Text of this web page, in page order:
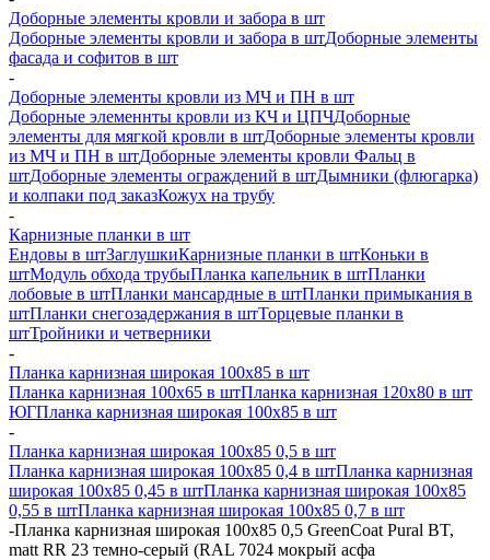
Доборные элементы кровли и забора в шт
Доборные элементы кровли и забора в штДоборные элементы
фасада и софитов в шт
-
Доборные элементы кровли из МЧ и ПН в шт
Доборные элеменнты кровли из КЧ и ЦПЧДоборные
элементы для мягкой кровли в штДоборные элементы кровли
из МЧ и ПН в штДоборные элементы кровли Фальц в
штДоборные элементы ограждений в штДымники (флюгарка)
и колпаки под заказКожух на трубу
-
Карнизные планки в шт
Ендовы в штЗаглушкиКарнизные планки в штКоньки в
штМодуль обхода трубыПланка капельник в штПланки
лобовые в штПланки мансардные в штПланки примыкания в
штПланки снегозадержания в штТорцевые планки в
штТройники и четверники
-
Планка карнизная широкая 100х85 в шт
Планка карнизная 100х65 в штПланка карнизная 120х80 в шт
ЮГПланка карнизная широкая 100х85 в шт
-
Планка карнизная широкая 100х85 0,5 в шт
Планка карнизная широкая 100х85 0,4 в штПланка карнизная
широкая 100х85 0,45 в штПланка карнизная широкая 100х85
0,55 в штПланка карнизная широкая 100х85 0,7 в шт
-Планка карнизная широкая 100х85 0,5 GreenCoat Pural BT,
matt RR 23 темно-серый (RAL 7024 мокрый асфа